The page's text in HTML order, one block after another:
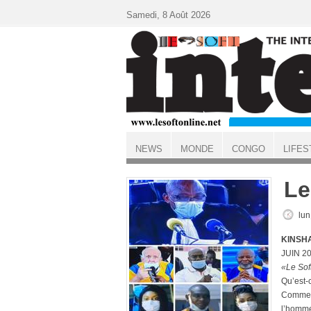
ACCUEIL
JUIN
«Le
Samedi, 8 Août 2026
NEWS MONDE CONGO